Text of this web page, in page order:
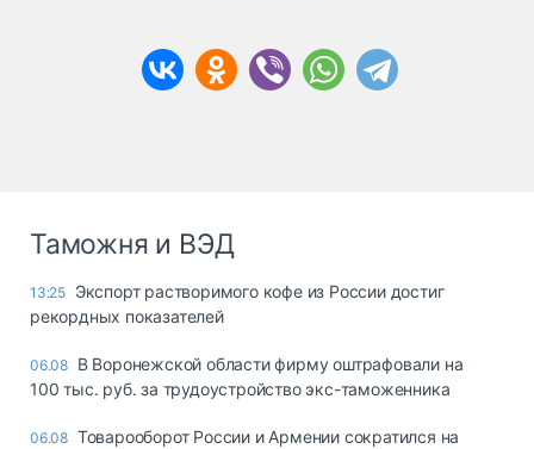
Таможня и ВЭД
13:25 Экспорт растворимого кофе из России достиг
рекордных показателей
06.08 В Воронежской области фирму оштрафовали на
100 тыс. руб. за трудоустройство экс-таможенника
06.08 Товарооборот России и Армении сократился на